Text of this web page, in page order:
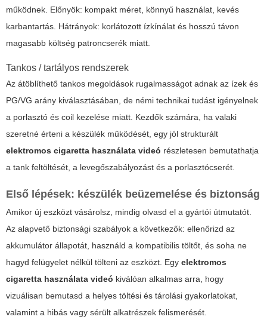
működnek. Előnyök: kompakt méret, könnyű használat, kevés
karbantartás. Hátrányok: korlátozott ízkínálat és hosszú távon
magasabb költség patroncserék miatt.
Tankos / tartályos rendszerek
Az átöblíthető tankos megoldások rugalmasságot adnak az ízek és
PG/VG arány kiválasztásában, de némi technikai tudást igényelnek
a porlasztó és coil kezelése miatt. Kezdők számára, ha valaki
szeretné érteni a készülék működését, egy jól strukturált
elektromos cigaretta használata videó részletesen bemutathatja
a tank feltöltését, a levegőszabályozást és a porlasztócserét.
Első lépések: készülék beüzemelése és biztonság
Amikor új eszközt vásárolsz, mindig olvasd el a gyártói útmutatót.
Az alapvető biztonsági szabályok a következők: ellenőrizd az
akkumulátor állapotát, használd a kompatibilis töltőt, és soha ne
hagyd felügyelet nélkül tölteni az eszközt. Egy elektromos
cigaretta használata videó kiválóan alkalmas arra, hogy
vizuálisan bemutasd a helyes töltési és tárolási gyakorlatokat,
valamint a hibás vagy sérült alkatrészek felismerését.